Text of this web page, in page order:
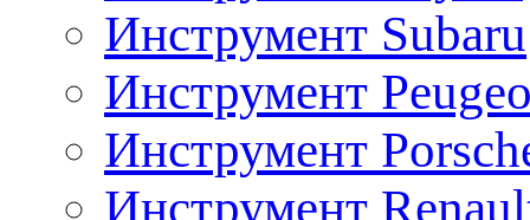
Инструмент Subaru
Инструмент
Инструмент
Инструмент